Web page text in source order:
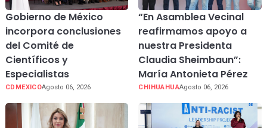
Gobierno de México
incorpora conclusiones
del Comité de
Científicos y
Especialistas
CDMEXICOAgosto 06, 2026
“En Asamblea Vecinal
reafirmamos apoyo a
nuestra Presidenta
Claudia Sheimbaun”:
María Antonieta Pérez
CHIHUAHUAAgosto 06, 2026